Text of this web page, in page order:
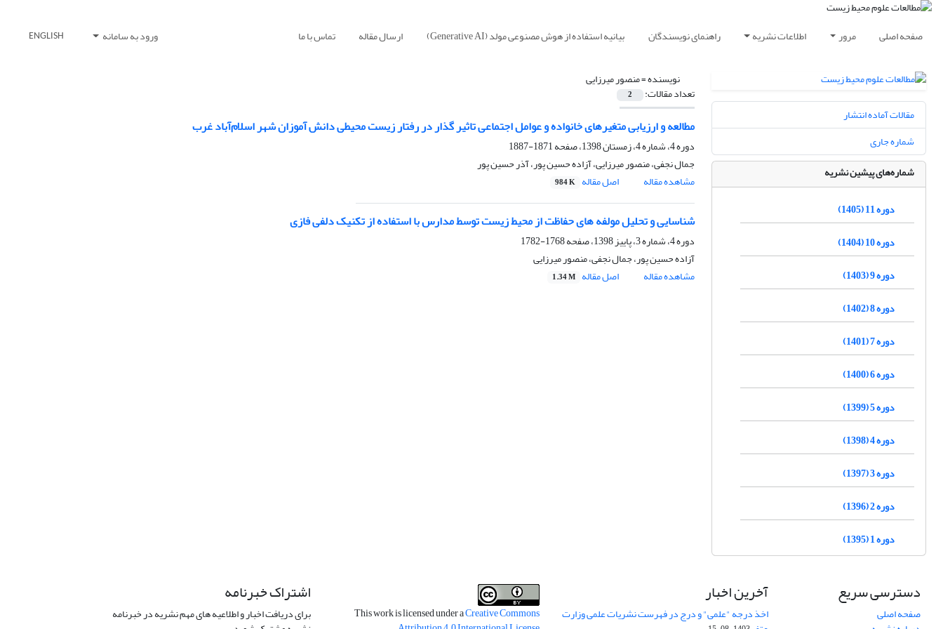
صفحه اصلی مرور اطلاعات نشریه راهنمای نویسندگان بیانیه استفاده از هوش مصنوعی مولد (Generative AI) ارسال مقاله تماس با ما ورود به سامانه ENGLISH
نویسنده =منصور میرزایی
تعداد مقالات: 2
مطالعه و ارزیابی متغیرهای خانواده و عوامل اجتماعی تاثیر گذار در رفتار زیست محیطی دانش آموزان شهر اسلام‌آباد غرب
دوره 4، شماره 4، زمستان 1398، صفحه
1871-1887
جمال نجفی، منصور میرزایی، آزاده حسین پور، آذر حسین پور
مشاهده مقاله
اصل مقاله 984 K
شناسایی و تحلیل مولفه های حفاظت از محیط زیست توسط مدارس با استفاده از تکنیک دلفی فازی
دوره 4، شماره 3، پاییز 1398، صفحه
1768-1782
آزاده حسین پور، جمال نجفی، منصور میرزایی
مشاهده مقاله
اصل مقاله 1.34 M
مقالات آماده انتشار
شماره جاری
شماره‌های پیشین نشریه
دوره 11 (1405)
دوره 10 (1404)
دوره 9 (1403)
دوره 8 (1402)
دوره 7 (1401)
دوره 6 (1400)
دوره 5 (1399)
دوره 4 (1398)
دوره 3 (1397)
دوره 2 (1396)
دوره 1 (1395)
دسترسی سریع
صفحه اصلی
آخرین اخبار
اخذ درجه "علمی" و درج در فهرست نشریات علمی وزارت This work is licensed under aCreative Commons
اشتراک خبرنامه
برای دریافت اخبار و اطلاعیه های مهم نشریه در خبرنامه